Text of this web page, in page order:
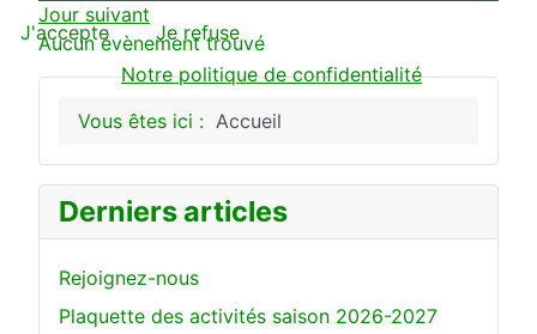
Jour suivant
Aucun évènement trouvé
Vous êtes ici : Accueil
Derniers articles
Rejoignez-nous
Plaquette des activités saison 2026-2027
J'accepte
Je refuse
Notre politique de confidentialité